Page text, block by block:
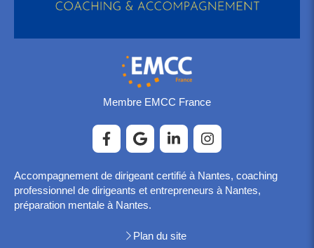
Membre EMCC France
Accompagnement de dirigeant certifié à Nantes, coaching
professionnel de dirigeants et entrepreneurs à Nantes,
préparation mentale à Nantes.
Plan du site